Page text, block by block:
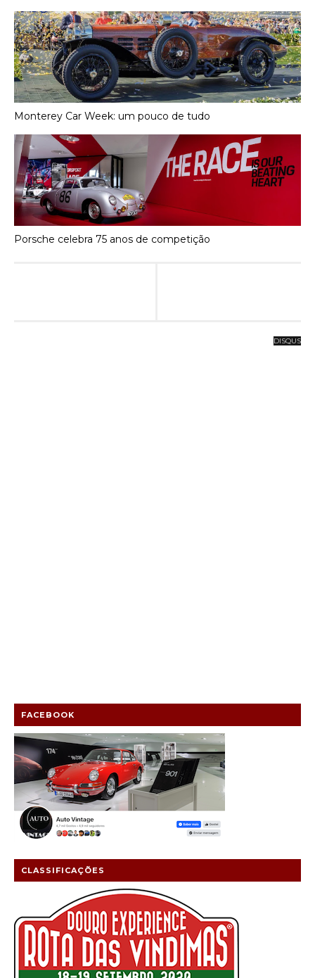
Monterey Car Week: um pouco de tudo
Porsche celebra 75 anos de competição
DISQUS
FACEBOOK
CLASSIFICAÇÕES